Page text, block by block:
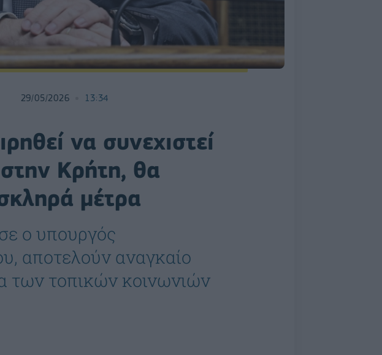
29/05/2026 13:34
να συνεχιστεί
Κρήτη, θα
μέτρα
ο υπουργός
αποτελούν αναγκαίο
των τοπικών κοινωνιών